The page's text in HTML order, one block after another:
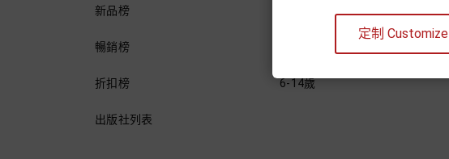
新品榜
暢銷榜
折扣榜
出版社列表
6-14歲
定制 Customize